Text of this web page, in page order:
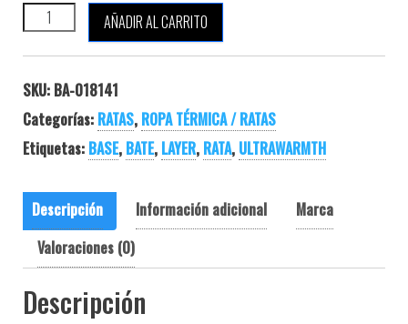
BARE ULTRAWARMTH BASE LAYER PANTALÓN cantidad
AÑADIR AL CARRITO
SKU: BA-018141
Categorías: RATAS, ROPA TÉRMICA / RATAS
Etiquetas: BASE, BATE, LAYER, RATA, ULTRAWARMTH
Descripción Información adicional
Marca
Valoraciones (0)
Descripción